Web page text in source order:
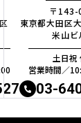
〒143-
東京都大田区
米山ビ
土日祝
営業時間／
03-